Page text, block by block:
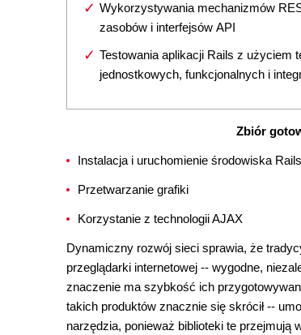
Wykorzystywania mechanizmów
zasobów i interfejsów API
Testowania aplikacji Rails z użyciem
jednostkowych, funkcjonalnych i
Zbiór
Instalacja i uruchomienie środowiska Rails
Przetwarzanie grafiki
Korzystanie z technologii AJAX
Dynamiczny rozwój sieci sprawia, że
przeglądarki internetowej -- wygodne,
znaczenie ma szybkość ich
takich produktów znacznie się skrócił --
narzędzia, ponieważ biblioteki te